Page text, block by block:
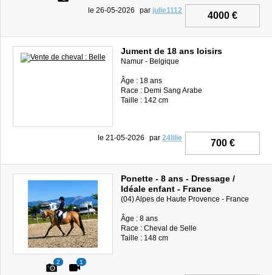
4000 €
le 26-05-2026 par julie1112
Jument de 18 ans loisirs
Namur - Belgique
Âge : 18 ans
Race : Demi Sang Arabe
Taille : 142 cm
700 €
le 21-05-2026 par 24lilie
2 1
Ponette - 8 ans - Dressage /
Idéale enfant - France
(04) Alpes de Haute Provence - France
Âge : 8 ans
Race : Cheval de Selle
Taille : 148 cm